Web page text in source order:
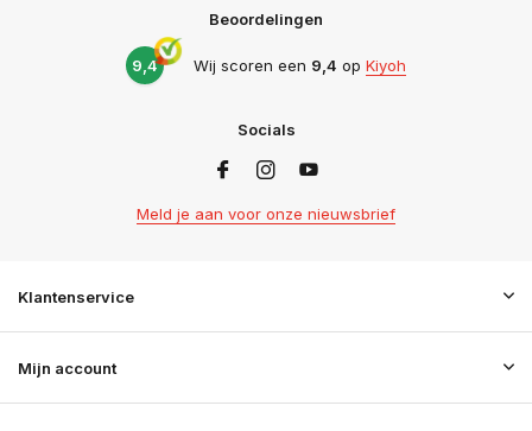
Beoordelingen
9,4 Wij scoren een 9,4 op Kiyoh
Socials
Meld je aan voor onze nieuwsbrief
Klantenservice
Mijn account